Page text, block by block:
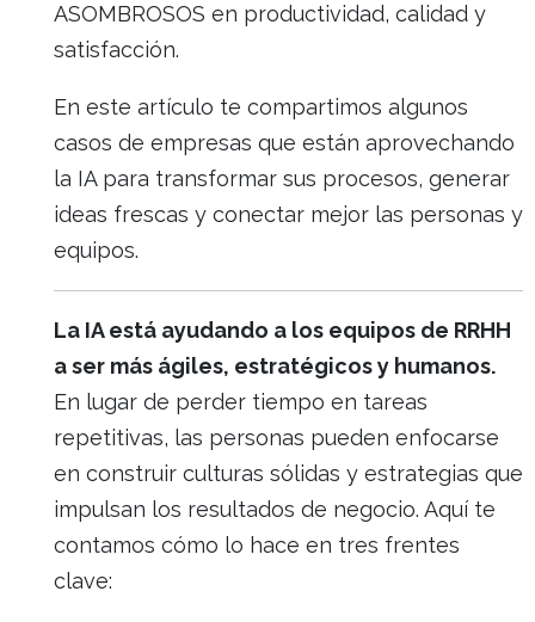
ASOMBROSOS en productividad, calidad y
satisfacción.
En este artículo te compartimos algunos
casos de empresas que están aprovechando
la IA para transformar sus procesos, generar
ideas frescas y conectar mejor las personas y
equipos.
La IA está ayudando a los equipos de RRHH
a ser más ágiles, estratégicos y humanos.
En lugar de perder tiempo en tareas
repetitivas, las personas pueden enfocarse
en construir culturas sólidas y estrategias que
impulsan los resultados de negocio. Aquí te
contamos cómo lo hace en tres frentes
clave: